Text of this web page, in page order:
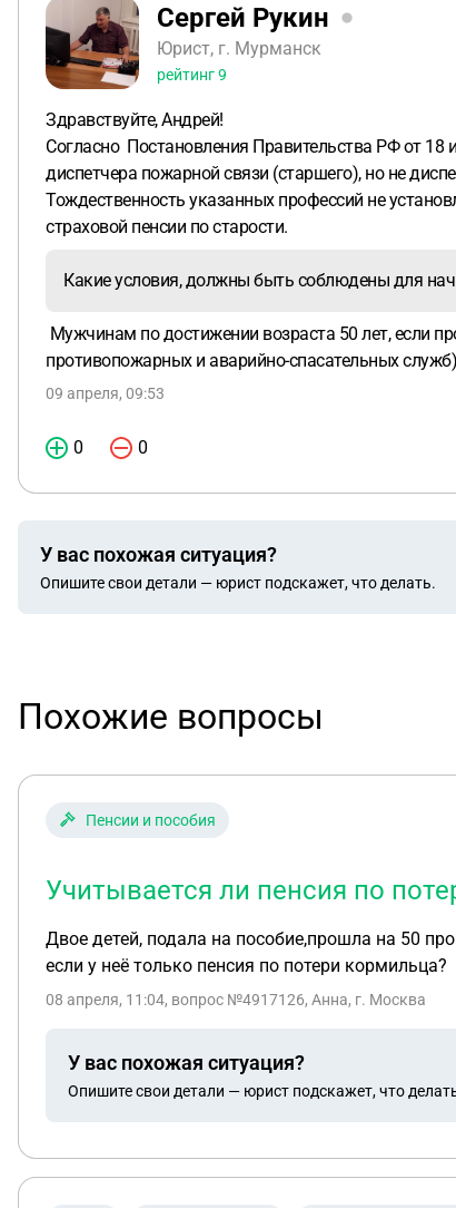
Сергей Рукин
Юрист, г. Мурманск
рейтинг9
Здравствуйте, Андрей!
Согласно Постановления Правительства РФ от 18
диспетчера пожарной связи (старшего), но не
Тождественность указанных профессий не
страховой пенсии по старости.
Какие условия, должны быть соблюдены для
Мужчинам по достижении возраста 50 лет, если
противопожарных и аварийно-спасательных
09 апреля, 09:53
0 0
У вас похожая ситуация?
Опишите свои детали — юрист подскажет, что делать.
Похожие вопросы
Пенсии и пособия
Учитывается ли пенсия по
Двое детей, подала на пособие,прошла на 50
если у неë только пенсия по потери кормильца?
08 апреля, 11:04, вопрос №4917126, Анна, г. Москва
У вас похожая ситуация?
Опишите свои детали — юрист подскажет, что